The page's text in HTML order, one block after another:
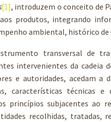
[1], introduzem o conceito de
produtos, integrando
ambiental, histórico
transversal de
intervenientes da cadeia
e autoridades, acedam
características técnicas
princípios subjacentes ao
recolhidas, tratadas,